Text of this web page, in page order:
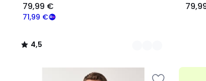
€
souscrivez
programme
71,99 €
79,99 €
4,5
/